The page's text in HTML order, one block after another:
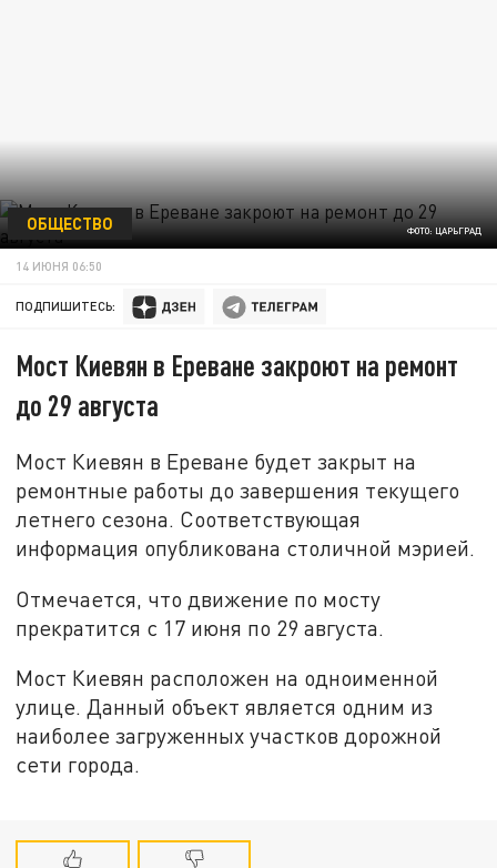
ФОТО: ЦАРЬГРАД
ОБЩЕСТВО
14 ИЮНЯ 06:50
ПОДПИШИТЕСЬ:
Мост Киевян в Ереване закроют на ремонт
до 29 августа
Мост Киевян в Ереване будет закрыт на
ремонтные работы до завершения текущего
летнего сезона. Соответствующая
информация опубликована столичной мэрией.
Отмечается, что движение по мосту
прекратится с 17 июня по 29 августа.
Мост Киевян расположен на одноименной
улице. Данный объект является одним из
наиболее загруженных участков дорожной
сети города.